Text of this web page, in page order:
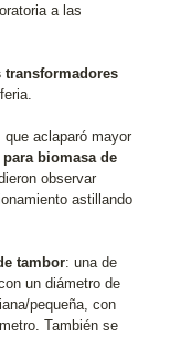
a las
transformadores
que aclaparó mayor
biomasa de
observar
astillando
tambor: una de
un diámetro de
pequeña, con
También se